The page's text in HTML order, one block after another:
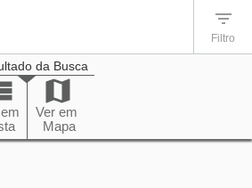
Filtro
da Busca
Ver em
Mapa